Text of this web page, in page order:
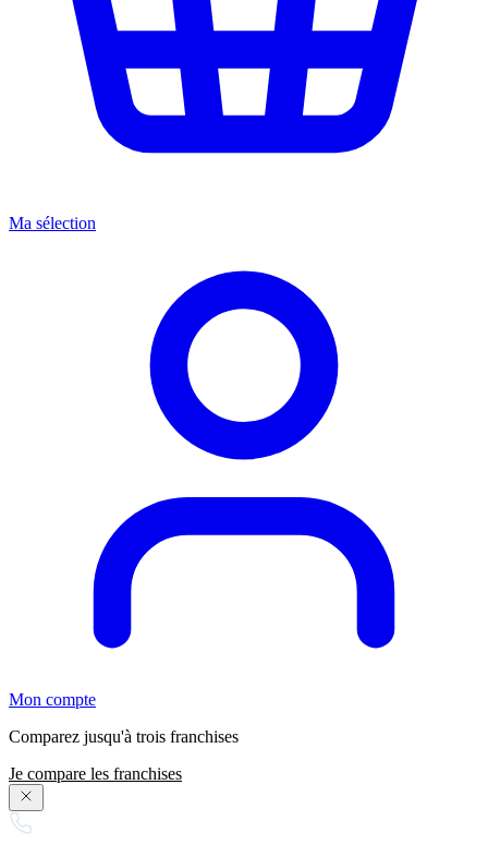
Ma sélection
Mon compte
Comparez jusqu'à trois franchises
Je compare les franchises